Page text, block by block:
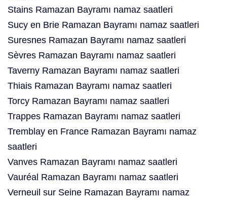
Stains Ramazan Bayramı namaz saatleri
Sucy en Brie Ramazan Bayramı namaz saatleri
Suresnes Ramazan Bayramı namaz saatleri
Sèvres Ramazan Bayramı namaz saatleri
Taverny Ramazan Bayramı namaz saatleri
Thiais Ramazan Bayramı namaz saatleri
Torcy Ramazan Bayramı namaz saatleri
Trappes Ramazan Bayramı namaz saatleri
Tremblay en France Ramazan Bayramı namaz
saatleri
Vanves Ramazan Bayramı namaz saatleri
Vauréal Ramazan Bayramı namaz saatleri
Verneuil sur Seine Ramazan Bayramı namaz